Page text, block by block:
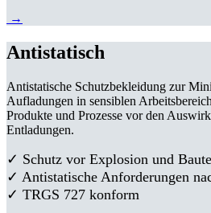
→
Antistatisch
Antistatische Schutzbekleidung zur
Aufladungen in sensiblen
Produkte und Prozesse vor den
Entladungen.
✓ Schutz vor Explosion und
✓ Antistatische Anforderungen
✓ TRGS 727 konform